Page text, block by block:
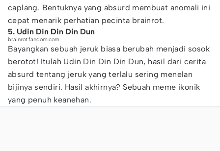
caplang. Bentuknya yang absurd membuat anomali ini
cepat menarik perhatian pecinta brainrot.
5. Udin Din Din Din Dun
brainrot.fandom.com
Bayangkan sebuah jeruk biasa berubah menjadi sosok
berotot! Itulah Udin Din Din Din Dun, hasil dari cerita
absurd tentang jeruk yang terlalu sering menelan
bijinya sendiri. Hasil akhirnya? Sebuah meme ikonik
yang penuh keanehan.